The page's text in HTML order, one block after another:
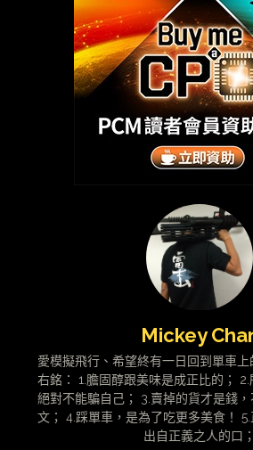
Mickey
愛模擬飛行、希望終有一日回到單車
右銘： 1.膽固醇跟美味是成正比的；
絕對不能騙自己； 3.賣掉的貨才是錢
文； 4.踩單車，是為了吃更多美食！
出自正義之人的口；